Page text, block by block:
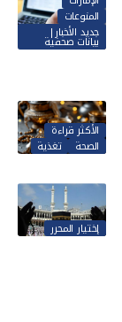
المنوعات
جديد الأخبار|
بيانات صحفية
الأكثر قراءة
الصحة
تغذية
إختيار المحرر